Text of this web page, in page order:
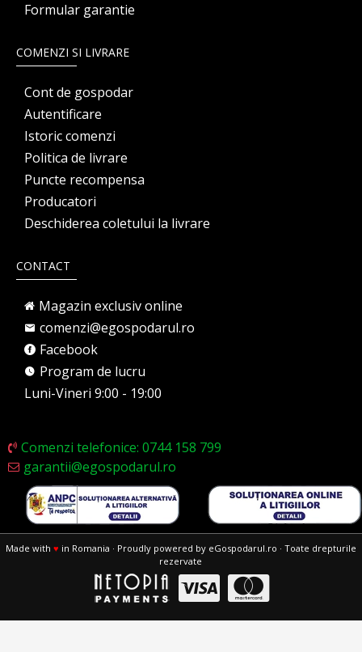
Formular garantie
COMENZI SI LIVRARE
Cont de gospodar
Autentificare
Istoric comenzi
Politica de livrare
Puncte recompensa
Producatori
Deschiderea coletului la livrare
CONTACT
Magazin exclusiv online
comenzi@egospodarul.ro
Facebook
Program de lucru
Luni-Vineri 9:00 - 19:00
Comenzi telefonice: 0744 158 799
garantii@egospodarul.ro
Made with ♥ in Romania · Proudly powered by eGospodarul.ro · Toate drepturile
rezervate